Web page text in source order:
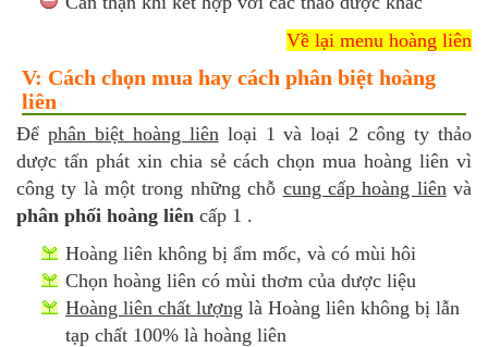
Về lại menu hoàng liên
V: Cách chọn mua hay cách phân biệt hoàng
liên
Để phân biệt hoàng liênloại 1 và loại 2 công ty thảo
dược tấn phát xin chia sẻ cách chọn mua hoàng liên vì
công ty là một trong những chỗ cung cấp hoàng liênvà
phân phối hoàng liên cấp 1 .
Hoàng liên không bị ẩm mốc, và có mùi hôi
Chọn hoàng liên có mùi thơm của dược liệu
Hoàng liên chất lượng là Hoàng liên không bị lẫn
tạp chất 100% là hoàng liên